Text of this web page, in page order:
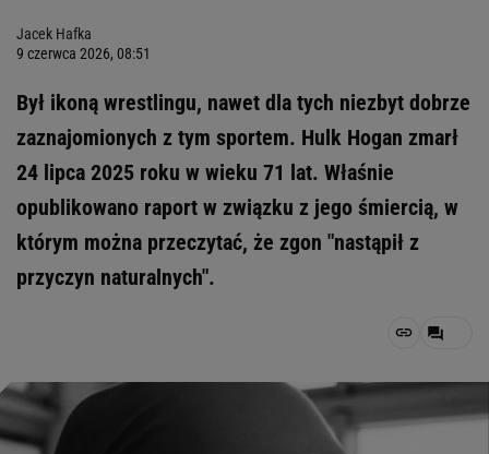
Jacek Hafka
9 czerwca 2026, 08:51
Był ikoną wrestlingu, nawet dla tych niezbyt dobrze
zaznajomionych z tym sportem. Hulk Hogan zmarł
24 lipca 2025 roku w wieku 71 lat. Właśnie
opublikowano raport w związku z jego śmiercią, w
którym można przeczytać, że zgon "nastąpił z
przyczyn naturalnych".